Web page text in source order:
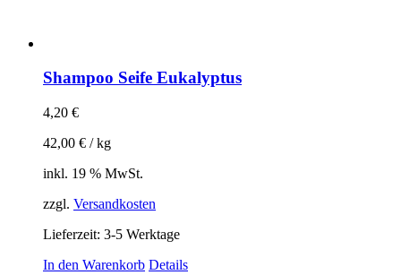
Shampoo Seife Eukalyptus
4,20 €
42,00 € /kg
inkl. 19 % MwSt.
zzgl. Versandkosten
Lieferzeit: 3-5 Werktage
In den Warenkorb Details